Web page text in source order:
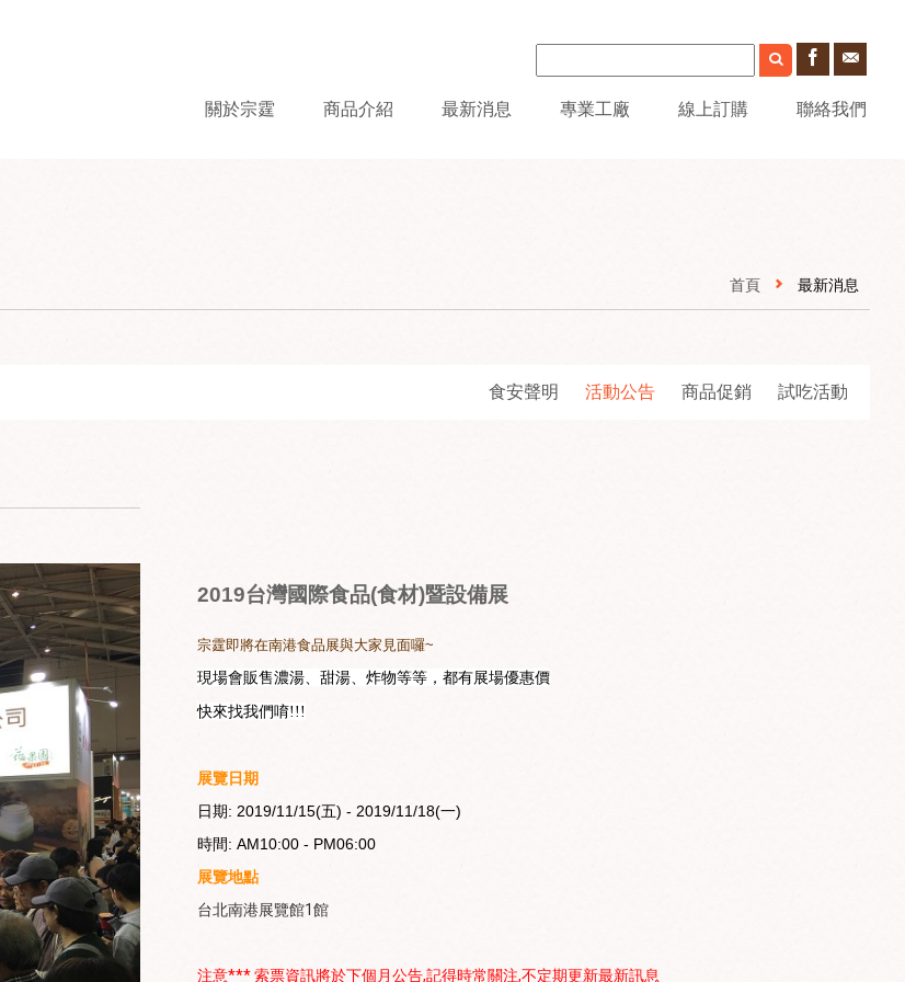
關於宗霆 商品介紹 最新消息 專業工廠 線上訂購 聯絡我們
首頁 最新消息
食安聲明 活動公告 商品促銷 試吃活動
2019台灣國際食品(食材)暨設備展
宗霆即將在南港食品展與大家見面囉~
現場會販售濃湯、甜湯、炸物等等，都有展場優惠價
快來找我們唷!!!
展覽日期
日期: 2019/11/15(五) - 2019/11/18(一)
時間: AM10:00 - PM06:00
展覽地點
台北南港展覽館1館
注意*** 索票資訊將於下個月公告,記得時常關注,不定期更新最新訊息